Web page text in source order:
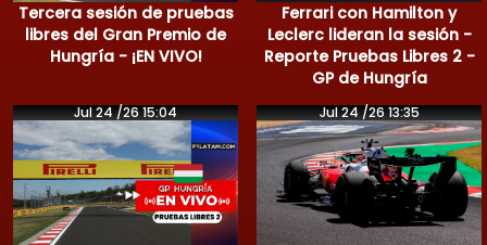
Tercera sesión de pruebas
libres del Gran Premio de
Hungría - ¡EN VIVO!
Ferrari con Hamilton y
Leclerc lideran la sesión -
Reporte Pruebas Libres 2 -
GP de Hungría
Jul 24 /26 15:04 Jul 24 /26 13:35